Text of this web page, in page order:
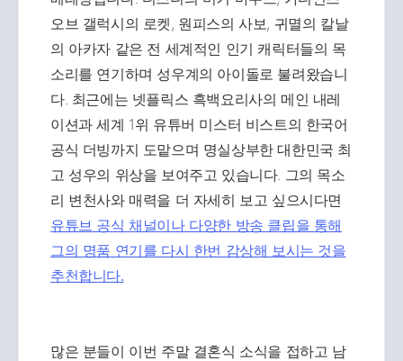
오브 갤럭시의 로켓, 원피스의 사보, 귀멸의 칼날
의 아카자 같은 전 세계적인 인기 캐릭터들의 목
소리를 연기하며 성우계의 아이돌로 불려왔습니
다. 최근에는 넷플릭스 흑백요리사의 메인 내레
이션과 세계 1위 유튜버 미스터 비스트의 한국어
공식 더빙까지 도맡으며 명실상부한 대한민국 최
고 성우의 위상을 보여주고 있습니다. 그의 목소
리 변천사와 매력을 더 자세히 보고 싶으시다면
유튜브 공식 채널이나 다양한 방송 클립을 통해
그의 명품 연기를 다시 한번 감상해 보시는 것을
추천합니다.
많은 분들이 이번 주말 결혼식 소식을 접하고 남